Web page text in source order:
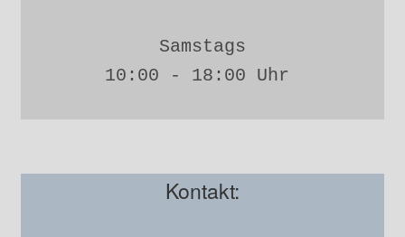
Samstags
10:00 - 18:00 Uhr
Kontakt: